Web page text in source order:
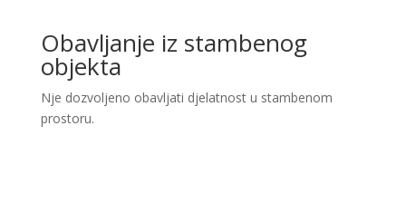
Obavljanje iz stambenog
objekta
Nje dozvoljeno obavljati djelatnost u stambenom
prostoru.